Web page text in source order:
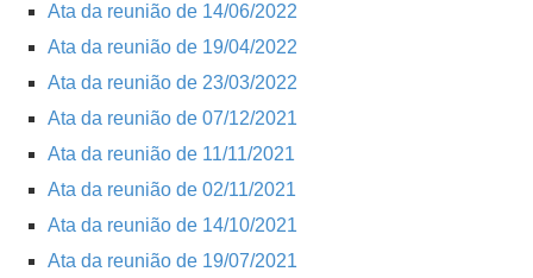
Ata da reunião de 14/06/2022
Ata da reunião de 19/04/2022
Ata da reunião de 23/03/2022
Ata da reunião de 07/12/2021
Ata da reunião de 11/11/2021
Ata da reunião de 02/11/2021
Ata da reunião de 14/10/2021
Ata da reunião de 19/07/2021